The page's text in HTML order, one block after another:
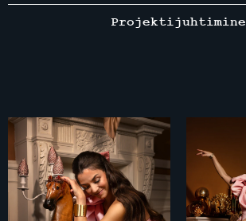
Projektijuhtimine